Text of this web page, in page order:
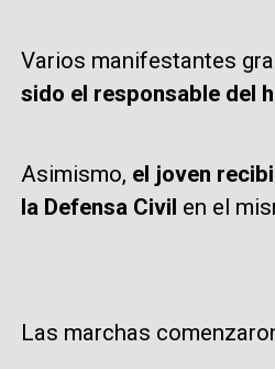
Varios manifestantes
sido el responsable del
Asimismo, el joven
la Defensa Civil en el
Las marchas